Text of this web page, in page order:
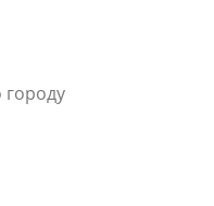
городу